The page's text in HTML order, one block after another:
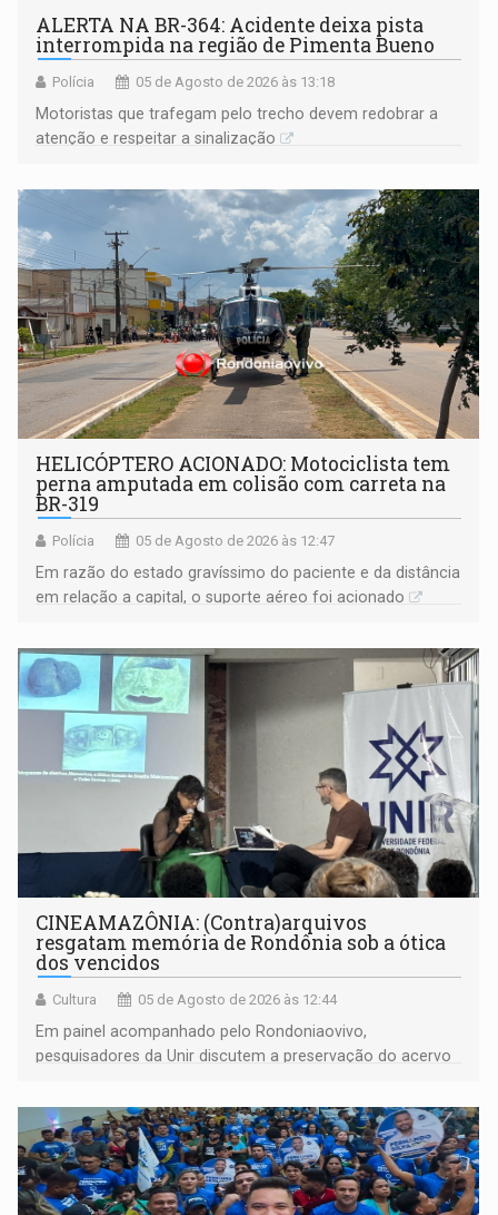
ALERTA NA BR-364: Acidente deixa pista
interrompida na região de Pimenta Bueno
Polícia 05 de Agosto de 2026 às 13:18
​Motoristas que trafegam pelo trecho devem redobrar a
atenção e respeitar a sinalização
HELICÓPTERO ACIONADO: Motociclista tem
perna amputada em colisão com carreta na
BR-319
Polícia 05 de Agosto de 2026 às 12:47
Em razão do estado gravíssimo do paciente e da distância
em relação a capital, o suporte aéreo foi acionado
CINEAMAZÔNIA: (Contra)arquivos
resgatam memória de Rondônia sob a ótica
dos vencidos
Cultura 05 de Agosto de 2026 às 12:44
Em painel acompanhado pelo Rondoniaovivo,
pesquisadores da Unir discutem a preservação do acervo
memória como bússola para o futuro